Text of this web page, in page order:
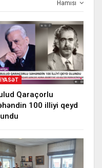
Hamısı
Qaraçorlu
100 illiyi qeyd